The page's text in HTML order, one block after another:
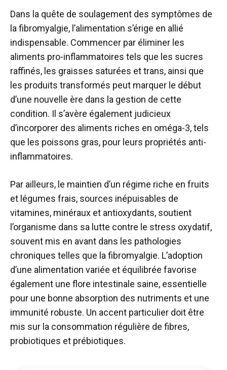
Dans la quête de soulagement des symptômes de
la fibromyalgie, l’alimentation s’érige en allié
indispensable. Commencer par éliminer les
aliments pro-inflammatoires tels que les sucres
raffinés, les graisses saturées et trans, ainsi que
les produits transformés peut marquer le début
d’une nouvelle ère dans la gestion de cette
condition. Il s’avère également judicieux
d’incorporer des aliments riches en oméga-3, tels
que les poissons gras, pour leurs propriétés anti-
inflammatoires.
Par ailleurs, le maintien d’un régime riche en fruits
et légumes frais, sources inépuisables de
vitamines, minéraux et antioxydants, soutient
l’organisme dans sa lutte contre le stress oxydatif,
souvent mis en avant dans les pathologies
chroniques telles que la fibromyalgie. L’adoption
d’une alimentation variée et équilibrée favorise
également une flore intestinale saine, essentielle
pour une bonne absorption des nutriments et une
immunité robuste. Un accent particulier doit être
mis sur la consommation régulière de fibres,
probiotiques et prébiotiques.